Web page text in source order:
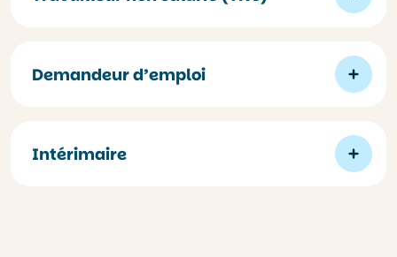
Demandeur d’emploi
Intérimaire